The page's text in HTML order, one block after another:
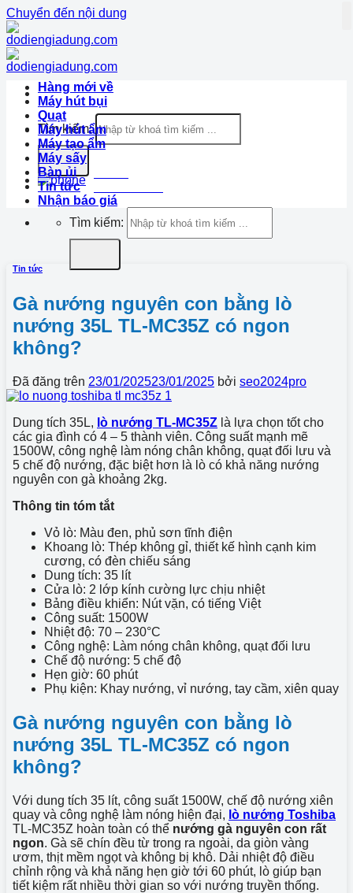
Chuyển đến nội dung
Tìm kiếm:
Tìm kiếm:
Hàng mới về
Máy hút bụi
Quạt
Máy hút ẩm
Máy tạo ẩm
Máy sấy
Bàn ủi
Tin tức
Nhận báo giá
Tin tức
Gà nướng nguyên con bằng lò
nướng 35L TL-MC35Z có ngon
không?
Đã đăng trên 23/01/202523/01/2025 bởi seo2024pro
Dung tích 35L, lò nướng TL-MC35Z là lựa chọn tốt cho
các gia đình có 4 – 5 thành viên. Công suất mạnh mẽ
1500W, công nghệ làm nóng chân không, quạt đối lưu và
5 chế độ nướng, đặc biệt hơn là lò có khả năng nướng
nguyên con gà khoảng 2kg.
Thông tin tóm tắt
Vỏ lò: Màu đen, phủ sơn tĩnh điện
Khoang lò: Thép không gỉ, thiết kế hình cạnh kim
cương, có đèn chiếu sáng
Dung tích: 35 lít
Cửa lò: 2 lớp kính cường lực chịu nhiệt
Bảng điều khiển: Nút vặn, có tiếng Việt
Công suất: 1500W
Nhiệt độ: 70 – 230°C
Công nghệ: Làm nóng chân không, quạt đối lưu
Chế độ nướng: 5 chế độ
Hẹn giờ: 60 phút
Phụ kiện: Khay nướng, vỉ nướng, tay cầm, xiên quay
Gà nướng nguyên con bằng lò
nướng 35L TL-MC35Z có ngon
không?
Với dung tích 35 lít, công suất 1500W, chế độ nướng xiên
quay và công nghệ làm nóng hiện đại, lò nướng Toshiba
TL-MC35Z hoàn toàn có thể nướng gà nguyên con rất
ngon. Gà sẽ chín đều từ trong ra ngoài, da giòn vàng
ươm, thịt mềm ngọt và không bị khô. Dải nhiệt độ điều
chỉnh rộng và khả năng hẹn giờ tới 60 phút, lò giúp bạn
tiết kiệm rất nhiều thời gian so với nướng truyền thống.